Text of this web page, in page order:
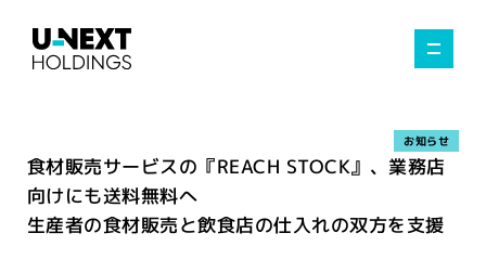
食材販売サービスの『REACH STOCK』、業務店
向けにも送料無料へ
生産者の食材販売と飲食店の仕入れの双方を支援
お知らせ